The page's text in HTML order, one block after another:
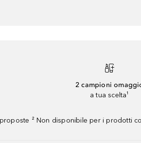
2 campioni
a tua scelta¹
² Non disponibile per i prodotti